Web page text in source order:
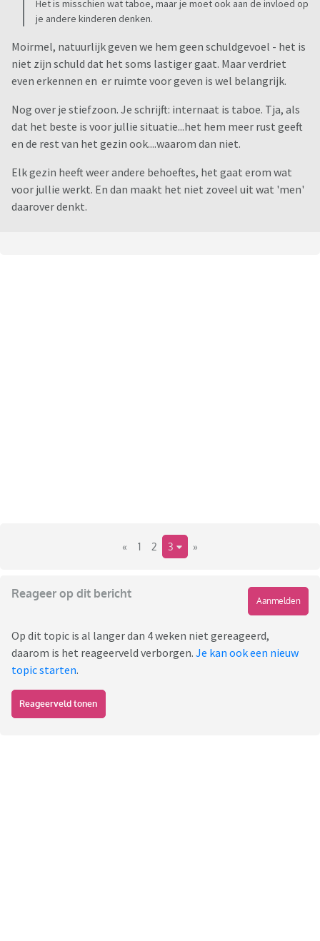
Het is misschien wat taboe, maar je moet ook aan de invloed op
je andere kinderen denken.
Moirmel, natuurlijk geven we hem geen schuldgevoel - het is
niet zijn schuld dat het soms lastiger gaat. Maar verdriet
even erkennen en er ruimte voor geven is wel belangrijk.
Nog over je stiefzoon. Je schrijft: internaat is taboe. Tja, als
dat het beste is voor jullie situatie...het hem meer rust geeft
en de rest van het gezin ook....waarom dan niet.
Elk gezin heeft weer andere behoeftes, het gaat erom wat
voor jullie werkt. En dan maakt het niet zoveel uit wat 'men'
daarover denkt.
« 1 2 3 »
Reageer op dit bericht
Aanmelden
Op dit topic is al langer dan 4 weken niet gereageerd,
daarom is het reageerveld verborgen. Je kan ook een nieuw
topic starten.
Reageerveld tonen